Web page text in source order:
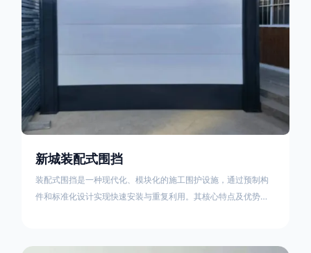
新城装配式围挡
装配式围挡是一种现代化、模块化的施工围护设施，通过预制构
件和标准化设计实现快速安装与重复利用。其核心特点及优势如
撑、横撑加强筋等部件增强整体稳定性立柱规格：通常为